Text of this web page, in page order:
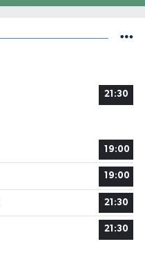
21:30
19:00
19:00
21:30
21:30